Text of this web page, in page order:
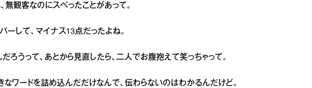
無観客なのにスベったことがあって。
ーして、マイナス13点だったよね。
ろうって、あとから見直したら、二人でお腹抱えて笑っちゃって。
なワードを詰め込んだだけなんで、伝わらないのはわかるんだけど。